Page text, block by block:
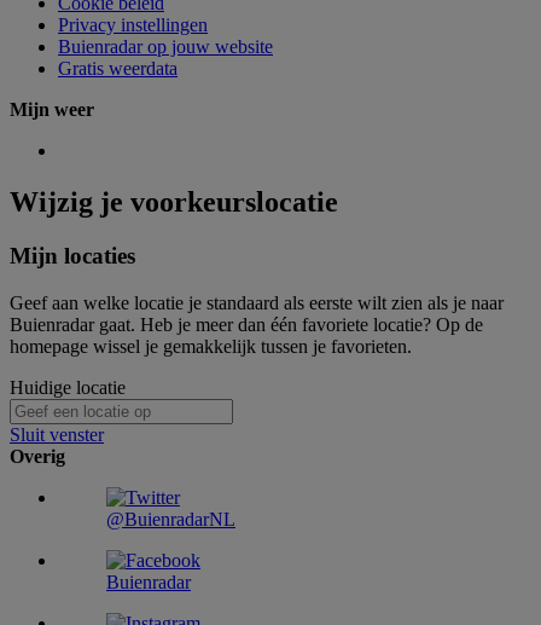
Privacy instellingen
Buienradar op jouw website
Gratis weerdata
Mijn weer
Wijzig je voorkeurslocatie
Mijn locaties
Geef aan welke locatie je standaard als eerste wilt zien als je naar
Buienradar gaat. Heb je meer dan één favoriete locatie? Op de
homepage wissel je gemakkelijk tussen je favorieten.
Huidige locatie
Sluit venster
Overig
@BuienradarNL
Buienradar